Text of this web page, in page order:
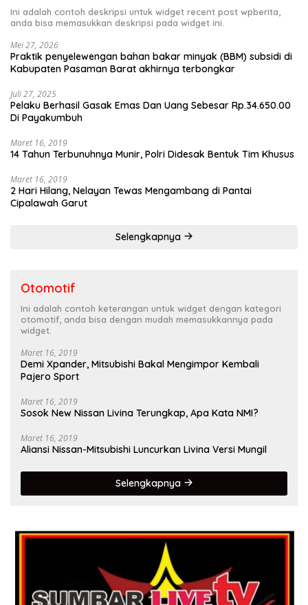
Ini adalah contoh deskripsi untuk widget recent post wpberita,
anda bisa memasukkan deskripsi pada widget ini.
Mei 27, 2026
Praktik penyelewengan bahan bakar minyak (BBM) subsidi di
Kabupaten Pasaman Barat akhirnya terbongkar
Juli 27, 2025
Pelaku Berhasil Gasak Emas Dan Uang Sebesar Rp.34.650.00
Di Payakumbuh
Maret 16, 2019
14 Tahun Terbunuhnya Munir, Polri Didesak Bentuk Tim Khusus
Maret 16, 2019
2 Hari Hilang, Nelayan Tewas Mengambang di Pantai
Cipalawah Garut
Selengkapnya
Otomotif
Ini adalah contoh keterangan untuk widget dengan kategori
otomotif, anda bisa dengan mudah memasukkannya pada
widget.
Maret 16, 2019
Demi Xpander, Mitsubishi Bakal Mengimpor Kembali
Pajero Sport
Maret 16, 2019
Sosok New Nissan Livina Terungkap, Apa Kata NMI?
Maret 16, 2019
Aliansi Nissan-Mitsubishi Luncurkan Livina Versi Mungil
Selengkapnya